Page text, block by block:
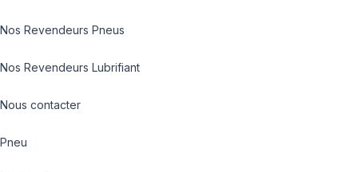
Nos Revendeurs Pneus
Nos Revendeurs Lubrifiant
Nous contacter
Pneu